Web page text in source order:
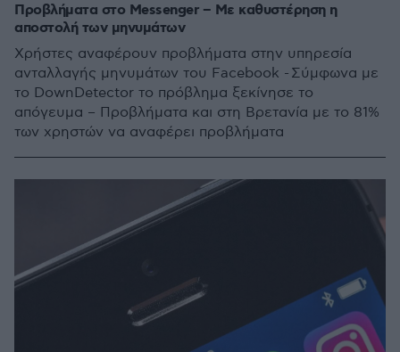
Προβλήματα στο Messenger – Με καθυστέρηση η
αποστολή των μηνυμάτων
Χρήστες αναφέρουν προβλήματα στην υπηρεσία
ανταλλαγής μηνυμάτων του Facebook - Σύμφωνα με
το DownDetector το πρόβλημα ξεκίνησε το
απόγευμα – Προβλήματα και στη Βρετανία με το 81%
των χρηστών να αναφέρει προβλήματα